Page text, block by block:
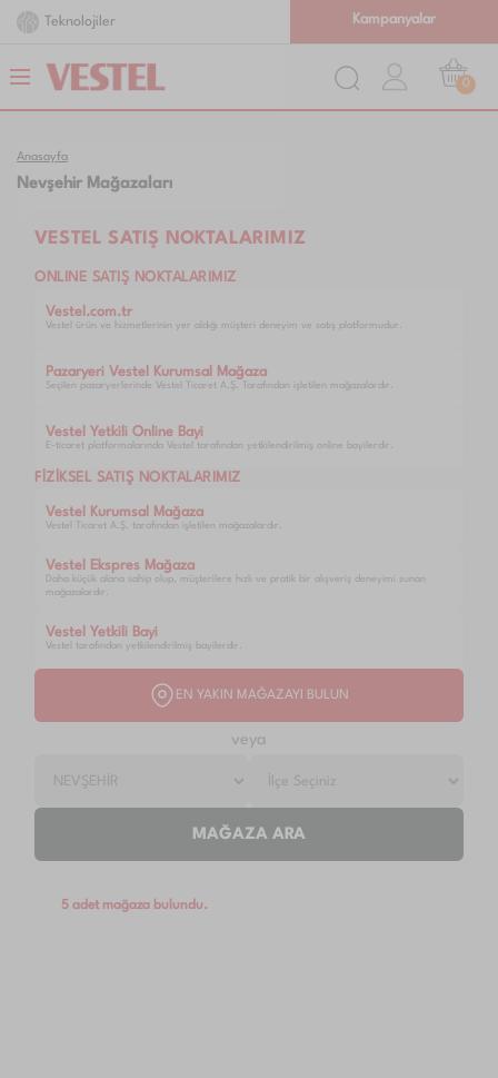
Teknolojiler Kampanyalar
0
Anasayfa
Nevşehir Mağazaları
VESTEL SATIŞ NOKTALARIMIZ
ONLINE SATIŞ NOKTALARIMIZ
Vestel.com.tr
Vestel ürün ve hizmetlerinin yer aldığı müşteri deneyim ve satış platformudur.
Pazaryeri Vestel Kurumsal Mağaza
Seçilen pazaryerlerinde Vestel Ticaret A.Ş. Tarafından işletilen mağazalardır.
Vestel Yetkili Online Bayi
E-ticaret platformalarında Vestel tarafından yetkilendirilmiş online bayilerdir.
FİZİKSEL SATIŞ NOKTALARIMIZ
Vestel Kurumsal Mağaza
Vestel Ticaret A.Ş. tarafından işletilen mağazalardır.
Vestel Ekspres Mağaza
Daha küçük alana sahip olup, müşterilere hızlı ve pratik bir alışveriş deneyimi sunan
mağazalardır.
Vestel Yetkili Bayi
Vestel tarafından yetkilendirilmiş bayilerdir.
EN YAKIN MAĞAZAYI BULUN
veya
MAĞAZA ARA
5 adet mağaza bulundu.